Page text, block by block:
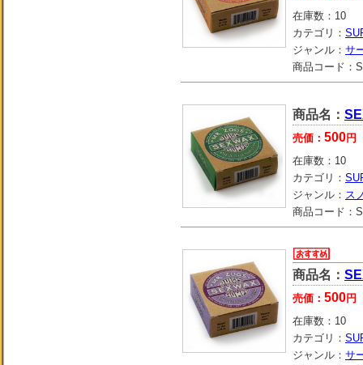
在庫数： 10
カテゴリ：
ジャンル： サ
商品コード：
商品名：
売価： 500円
在庫数： 10
カテゴリ：
ジャンル： ス
商品コード：
商品名：
売価： 500円
在庫数： 10
カテゴリ：
ジャンル： サ